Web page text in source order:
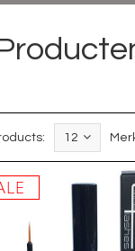
12